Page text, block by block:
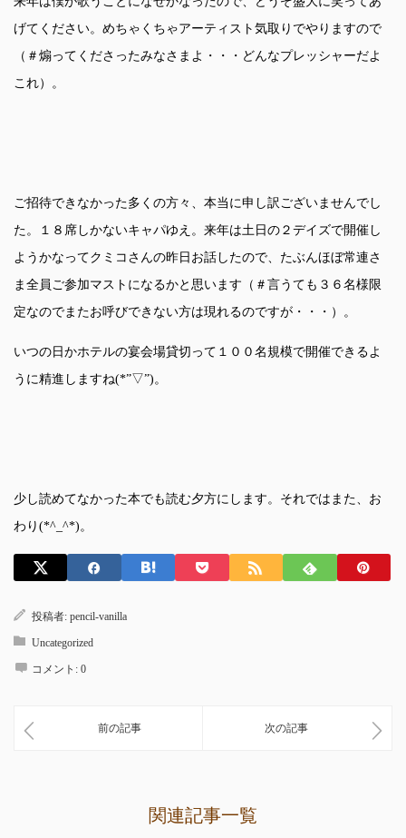
げてください。めちゃくちゃアーティスト気取りでやりますので
（＃煽ってくださったみなさまよ・・・どんなプレッシャーだよ
これ）。
ご招待できなかった多くの方々、本当に申し訳ございませんでし
た。１８席しかないキャパゆえ。来年は土日の２デイズで開催し
ようかなってクミコさんの昨日お話したので、たぶんほぼ常連さ
ま全員ご参加マストになるかと思います（＃言うても３６名様限
定なのでまたお呼びできない方は現れるのですが・・・）。
いつの日かホテルの宴会場貸切って１００名規模で開催できるよ
うに精進しますね(*”▽”)。
少し読めてなかった本でも読む夕方にします。それではまた、お
わり(*^_^*)。
投稿者: pencil-vanilla
Uncategorized
コメント: 0
前の記事 次の記事
関連記事一覧